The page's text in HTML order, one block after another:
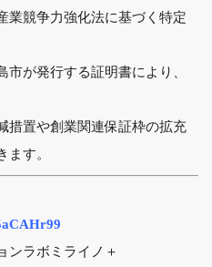
業競争力強化法に基づく特定
が発行する証明書により、
措置や創業関連保証枠の拡充
す。
ンラボミライノ＋